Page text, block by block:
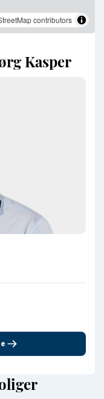
contributors
Kasper